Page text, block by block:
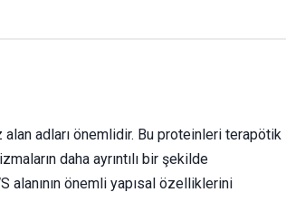
adları önemlidir. Bu proteinleri terapötik
daha ayrıntılı bir şekilde
alanının önemli yapısal özelliklerini